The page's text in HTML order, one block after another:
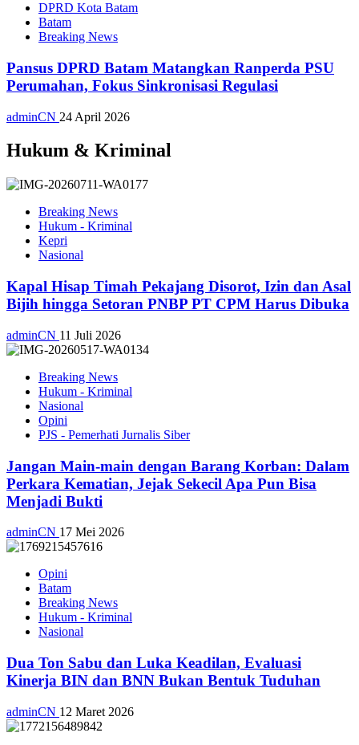
DPRD Kota Batam
Batam
Breaking News
Pansus DPRD Batam Matangkan Ranperda PSU
Perumahan, Fokus Sinkronisasi Regulasi
adminCN 24 April 2026
Hukum & Kriminal
Breaking News
Hukum - Kriminal
Kepri
Nasional
Kapal Hisap Timah Pekajang Disorot, Izin dan Asal
Bijih hingga Setoran PNBP PT CPM Harus Dibuka
adminCN 11 Juli 2026
Breaking News
Hukum - Kriminal
Nasional
Opini
PJS - Pemerhati Jurnalis Siber
Jangan Main-main dengan Barang Korban: Dalam
Perkara Kematian, Jejak Sekecil Apa Pun Bisa
Menjadi Bukti
adminCN 17 Mei 2026
Opini
Batam
Breaking News
Hukum - Kriminal
Nasional
Dua Ton Sabu dan Luka Keadilan, Evaluasi
Kinerja BIN dan BNN Bukan Bentuk Tuduhan
adminCN 12 Maret 2026